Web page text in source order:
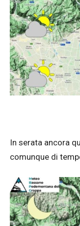
In serata ancora
comunque di